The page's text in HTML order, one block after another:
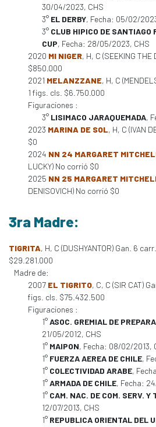
30/04/2023, CHS
3° EL DERBY, Fecha: 05/02/
3° CLUB HIPICO DE SANTIAGO
CUP, Fecha: 28/05/2023, CHS
2020 MI NIGER, H, C (SEEKING THE
$850.000
2021 MELANZZANE, H, C
1 figs. cls. $6.750.000
Figuraciones :
3° LISIMACO JARAQUEMADA,
2023 MARINA DE SOL, H, C (IVAN
$0
2024 NN 24 MARGARET
LUCKY) No corrió $0
2025 NN 25 MARGARET
DENISOVICH) No corrió $0
3ra Madre:
TIGRITA, H, C (DUSHYANTOR) Gan. 6
$29.281.000
Madre de:
2007 EL TIGRITO, C, C (SIR CAT)
figs. cls. $75.432.500
Figuraciones :
1°ASOC. GREMIAL DE
21/05/2012, CHS
1° MAIPON, Fecha: 08/02/2013,
1° FUERZA AEREA DE CHILE,
1° COLECTIVIDAD ARABE,
1°ARMADA DE CHILE, Fecha:
1° CAM. NAC. DE COM. SERV. Y
12/07/2013, CHS
1° REPUBLICA ORIENTAL DEL